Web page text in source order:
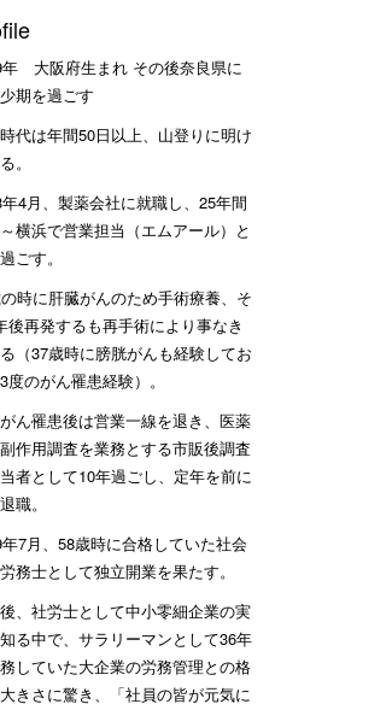
年 大阪府生まれ その後奈良県に
期を過ごす
代は年間50日以上、山登りに明け
。
4月、製薬会社に就職し、25年間
横浜で営業担当（エムアール）と
ごす。
時に肝臓がんのため手術療養、そ
後再発するも再手術により事なき
（37歳時に膀胱がんも経験してお
度のがん罹患経験）。
ん罹患後は営業一線を退き、医薬
作用調査を業務とする市販後調査
者として10年過ごし、定年を前に
職。
7月、58歳時に合格していた社会
務士として独立開業を果たす。
、社労士として中小零細企業の実
る中で、サラリーマンとして36年
していた大企業の労務管理との格
きさに驚き、「社員の皆が元気に